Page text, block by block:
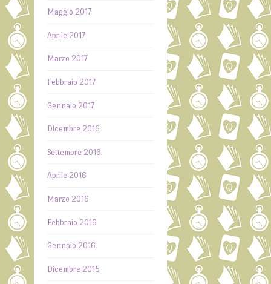
Maggio 2017
Aprile 2017
Marzo 2017
Febbraio 2017
Gennaio 2017
Dicembre 2016
Settembre 2016
Aprile 2016
Marzo 2016
Febbraio 2016
Gennaio 2016
Dicembre 2015